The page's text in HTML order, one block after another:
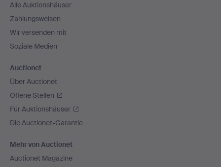
Alle Auktionshäuser
Zahlungsweisen
Wir versenden mit
Soziale Medien
Auctionet
Über Auctionet
Offene Stellen
Für Auktionshäuser
Die Auctionet-Garantie
Mehr von Auctionet
Auctionet Magazine